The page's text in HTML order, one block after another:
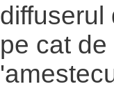
diffuserul
pe cat